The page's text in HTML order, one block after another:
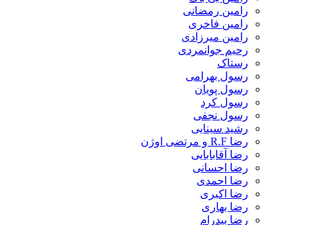
رامین رمضانی
رامین فاخری
رامین میرزادی
رحیم جوانمردی
رستاک
رسول بهرامی
رسول پویان
رسول کرد
رسول نجفی
رشید سینایی
رضا R.F و مرتضی اوژن
رضا آقابابایی
رضا احسانی
رضا احمدی
رضا اکبری
رضا بهاری
رضا بیدرام